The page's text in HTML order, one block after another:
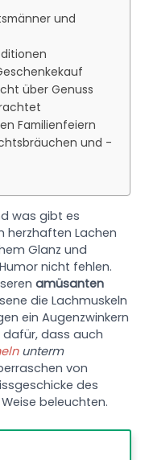
und
über Genuss
Familienfeiern
und -
was gibt es
herzhaften Lachen
Glanz und
nicht fehlen.
amüsanten
die Lachmuskeln
ein Augenzwinkern
dafür, dass auch
unterm
von
des
beleuchten.